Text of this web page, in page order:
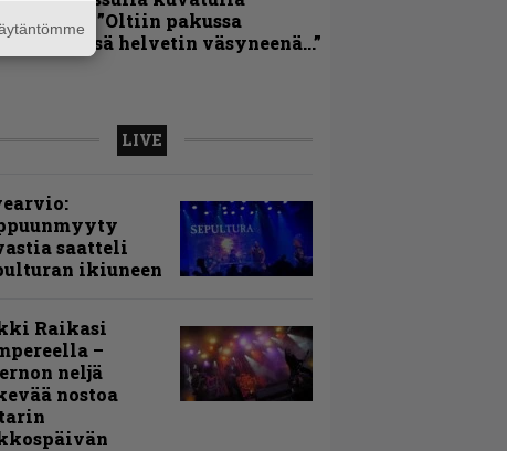
videolla – ”Oltiin pakussa
kusihädässä helvetin väsyneenä…”
LIVE
saatteli
ikiuneen
Raikasi
–
neljä
nostoa